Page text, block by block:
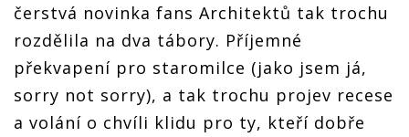
čerstvá novinka fans Architektů tak trochu
rozdělila na dva tábory. Příjemné
překvapení pro staromilce (jako jsem já,
sorry not sorry), a tak trochu projev recese
a volání o chvíli klidu pro ty, kteří dobře